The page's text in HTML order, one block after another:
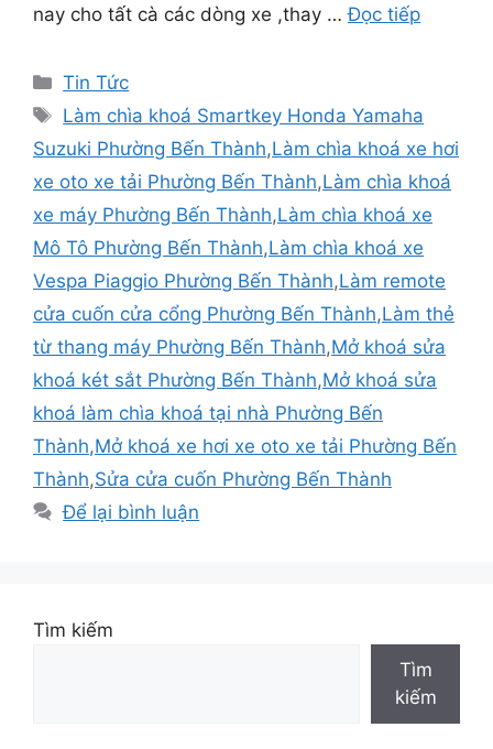
nay cho tất cà các dòng xe ,thay …Đọc tiếp
Tin Tức
Làm chìa khoá Smartkey Honda Yamaha
Suzuki Phường Bến Thành,Làm chìa khoá xe hơi
xe oto xe tải Phường Bến Thành,Làm chìa khoá
xe máy Phường Bến Thành,Làm chìa khoá xe
Mô Tô Phường Bến Thành,Làm chìa khoá xe
Vespa Piaggio Phường Bến Thành,Làm remote
cửa cuốn cửa cổng Phường Bến Thành,Làm thẻ
từ thang máy Phường Bến Thành,Mở khoá sửa
khoá két sắt Phường Bến Thành,Mở khoá sửa
khoá làm chìa khoá tại nhà Phường Bến
Thành,Mở khoá xe hơi xe oto xe tải Phường Bến
Thành,Sửa cửa cuốn Phường Bến Thành
Để lại bình luận
Tìm kiếm
Tìm
kiếm